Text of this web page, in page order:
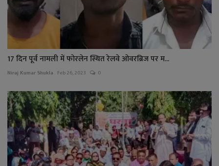
17 दिन पूर्व नामली में फोरलेन स्थित रेलवे ओवरब्रिज पर म...
Niraj Kumar Shukla Feb 26, 2023 0